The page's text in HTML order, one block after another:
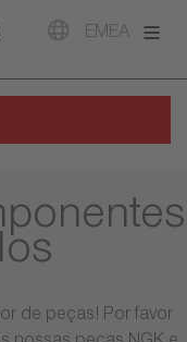
EMEA
de peças! Por favor